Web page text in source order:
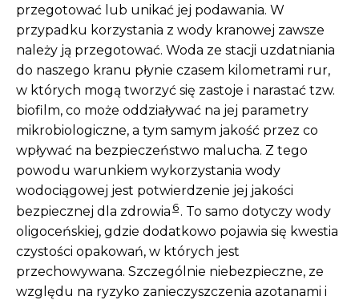
przegotować lub unikać jej podawania. W
przypadku korzystania z wody kranowej zawsze
należy ją przegotować. Woda ze stacji uzdatniania
do naszego kranu płynie czasem kilometrami rur,
w których mogą tworzyć się zastoje i narastać tzw.
biofilm, co może oddziaływać na jej parametry
mikrobiologiczne, a tym samym jakość przez co
wpływać na bezpieczeństwo malucha. Z tego
powodu warunkiem wykorzystania wody
wodociągowej jest potwierdzenie jej jakości
bezpiecznej dla zdrowia 6. To samo dotyczy wody
oligoceńskiej, gdzie dodatkowo pojawia się kwestia
czystości opakowań, w których jest
przechowywana. Szczególnie niebezpieczne, ze
względu na ryzyko zanieczyszczenia azotanami i